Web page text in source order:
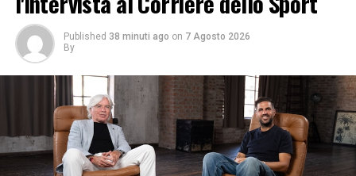
Published 38 minuti ago on 7 Agosto 2026
By